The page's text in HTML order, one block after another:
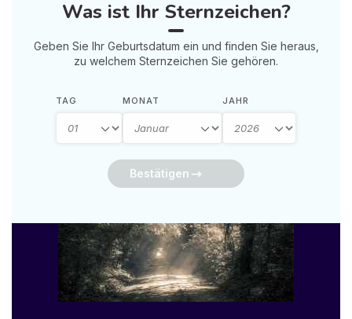
Was ist Ihr Sternzeichen?
Geben Sie Ihr Geburtsdatum ein und finden Sie heraus,
zu welchem Sternzeichen Sie gehören.
TAG MONAT JAHR
Bestätigen